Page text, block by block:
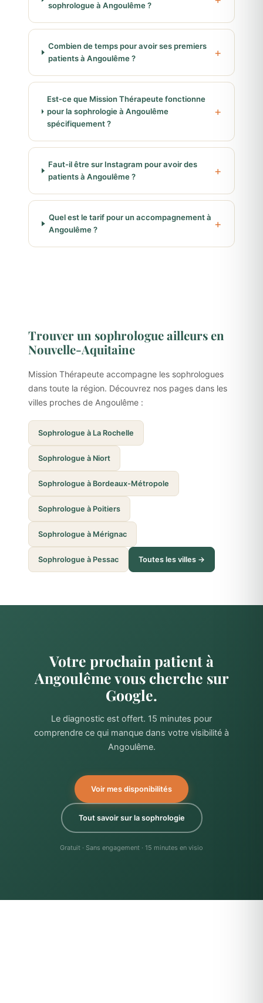
sophrologue à Angoulême ?
Combien de temps pour avoir ses premiers
patients à Angoulême ?
Est-ce que Mission Thérapeute fonctionne
pour la sophrologie à Angoulême
spécifiquement ?
Faut-il être sur Instagram pour avoir des
patients à Angoulême ?
Quel est le tarif pour un accompagnement à
Angoulême ?
Trouver un sophrologue ailleurs en
Nouvelle-Aquitaine
Mission Thérapeute accompagne les sophrologues
dans toute la région. Découvrez nos pages dans les
villes proches de Angoulême :
Sophrologue à La Rochelle
Sophrologue à Niort
Sophrologue à Bordeaux-Métropole
Sophrologue à Poitiers
Sophrologue à Mérignac
Sophrologue à Pessac Toutes les villes →
Votre prochain patient à
Angoulême vous cherche sur
Google.
Le diagnostic est offert. 15 minutes pour
comprendre ce qui manque dans votre visibilité à
Angoulême.
Voir mes disponibilités
Tout savoir sur la sophrologie
Gratuit · Sans engagement · 15 minutes en visio